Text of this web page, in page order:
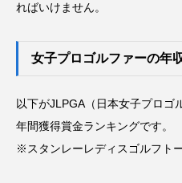
ればいけません。
女子プロゴルファーの年
以下がJLPGA（日本女子プロゴ
年間獲得賞金ランキングです。
※スタンレーレディスゴルフト